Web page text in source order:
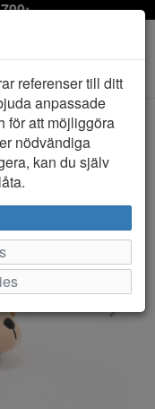
referenser till ditt
anpassade
för att möjliggöra
nödvändiga
kan du själv